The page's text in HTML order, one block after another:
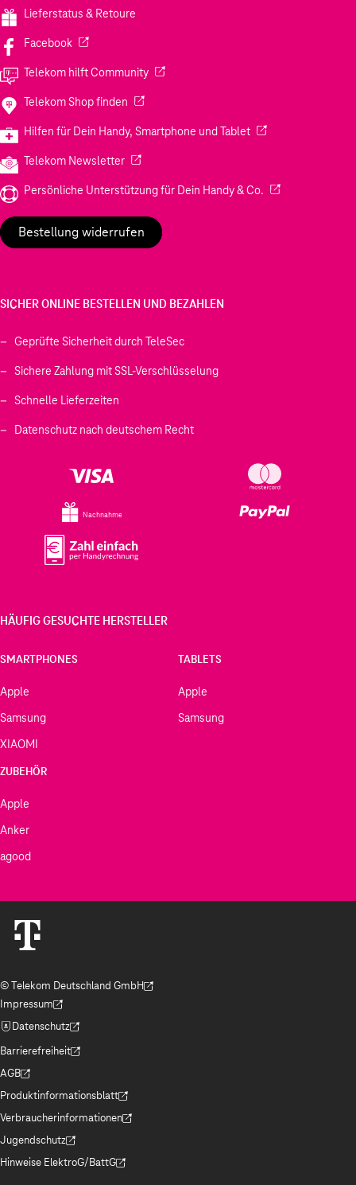
Lieferstatus & Retoure
Facebook(Wird in einem neuen Tab geöffnet)
Telekom hilft Community(Wird in einem neuen Tab geöffnet)
Telekom Shop finden (Wird in einem neuen Tab geöffnet)
Hilfen für Dein Handy, Smartphone und Tablet(Wird in einem
Telekom Newsletter(Wird in einem neuen Tab geöffnet)
Persönliche Unterstützung für Dein Handy & Co. (Wird in einem
Bestellung widerrufen
SICHER ONLINE BESTELLEN UND BEZAHLEN
Geprüfte Sicherheit durch TeleSec
Sichere Zahlung mit SSL-Verschlüsselung
Schnelle Lieferzeiten
Datenschutz nach deutschem Recht
Nachnahme
HÄUFIG GESUCHTE HERSTELLER
SMARTPHONES
Apple
Samsung
XIAOMI
TABLETS
Apple
Samsung
ZUBEHÖR
Apple
Anker
agood
© Telekom Deutschland GmbH
(Der Link wird in einem neuen Tab geöffnet)
Impressum
(Der Link wird in einem neuen Tab geöffnet)
Datenschutz
(Der Link wird in einem neuen Tab geöffnet)
Barrierefreiheit
(Der Link wird in einem neuen Tab geöffnet)
AGB
(Der Link wird in einem neuen Tab geöffnet)
Produktinformationsblatt
(Der Link wird in einem neuen Tab geöffnet)
Verbraucherinformationen
(Der Link wird in einem neuen Tab geöffnet)
Jugendschutz
(Der Link wird in einem neuen Tab geöffnet)
Hinweise ElektroG/BattG
(Der Link wird in einem neuen Tab geöffnet)